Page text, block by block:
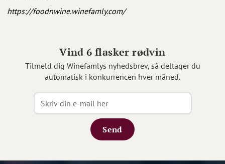
https://foodnwine.winefamly.com/
Vind 6 flasker rødvin
Tilmeld dig Winefamlys nyhedsbrev, så deltager du
automatisk i konkurrencen hver måned.
Send